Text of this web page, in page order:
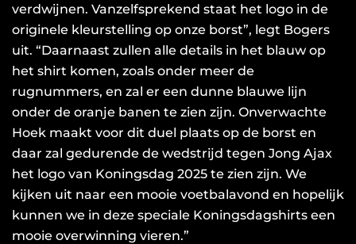
verdwijnen. Vanzelfsprekend staat het logo in de
originele kleurstelling op onze borst”, legt Bogers
uit. “Daarnaast zullen alle details in het blauw op
het shirt komen, zoals onder meer de
rugnummers, en zal er een dunne blauwe lijn
onder de oranje banen te zien zijn. Onverwachte
Hoek maakt voor dit duel plaats op de borst en
daar zal gedurende de wedstrijd tegen Jong Ajax
het logo van Koningsdag 2025 te zien zijn. We
kijken uit naar een mooie voetbalavond en hopelijk
kunnen we in deze speciale Koningsdagshirts een
mooie overwinning vieren.”